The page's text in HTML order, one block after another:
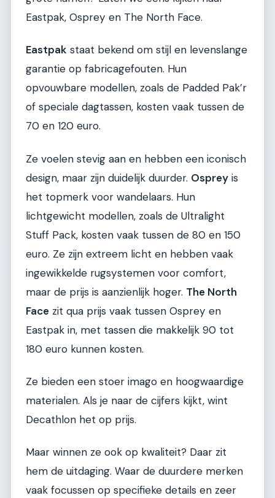
Eastpak, Osprey en The North Face.
Eastpak staat bekend om stijl en levenslange
garantie op fabricagefouten. Hun
opvouwbare modellen, zoals de Padded Pak’r
of speciale dagtassen, kosten vaak tussen de
70 en 120 euro.
Ze voelen stevig aan en hebben een iconisch
design, maar zijn duidelijk duurder. Osprey is
het topmerk voor wandelaars. Hun
lichtgewicht modellen, zoals de Ultralight
Stuff Pack, kosten vaak tussen de 80 en 150
euro. Ze zijn extreem licht en hebben vaak
ingewikkelde rugsystemen voor comfort,
maar de prijs is aanzienlijk hoger. The North
Face zit qua prijs vaak tussen Osprey en
Eastpak in, met tassen die makkelijk 90 tot
180 euro kunnen kosten.
Ze bieden een stoer imago en hoogwaardige
materialen. Als je naar de cijfers kijkt, wint
Decathlon het op prijs.
Maar winnen ze ook op kwaliteit? Daar zit
hem de uitdaging. Waar de duurdere merken
vaak focussen op specifieke details en zeer